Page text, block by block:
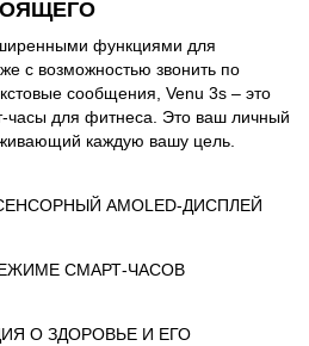
функциями для
с возможностью звонить по
сообщения, Venu 3s – это
часы для фитнеса. Это ваш личный
каждую вашу цель.
AMOLED-ДИСПЛЕЙ
СМАРТ-ЧАСОВ
О ЗДОРОВЬЕ И ЕГО